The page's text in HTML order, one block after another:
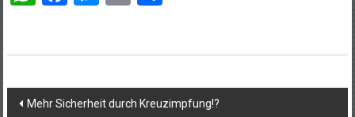
Beitragsnavigation
Mehr Sicherheit durch Kreuzimpfung!?